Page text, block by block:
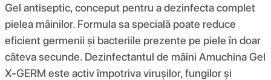
Gel antiseptic, conceput pentru a dezinfecta complet
pielea mâinilor. Formula sa specială poate reduce
eficient germenii și bacteriile prezente pe piele în doar
câteva secunde. Dezinfectantul de mâini Amuchina Gel
X-GERM este activ împotriva virușilor, fungilor și